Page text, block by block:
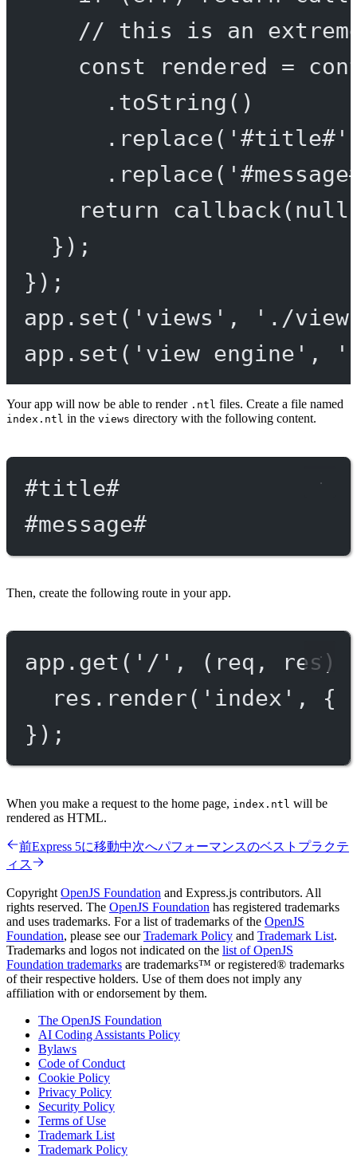
// this is an
const
rendered =
. toString ()
. replace( '#title#'
. replace(
return
callback( null
});
});
app. set ( 'views' ,
'./
app. set ( 'view engine' ,
Your app will now be able to render .ntl files. Create a file named
index.ntl in the views directory with the following content.
#title#
#message#
Then, create the following route in your app.
app. get ( '/' , ( req , res)
res. render( 'index' , {
});
When you make a request to the home page, index.ntl will be
rendered as HTML.
前Express 5に移動中次へパフォーマンスのベストプラクテ
ィス
Copyright OpenJS Foundation and Express.js contributors. All
rights reserved. The OpenJS Foundation has registered trademarks
and uses trademarks. For a list of trademarks of the OpenJS
Foundation, please see ourTrademark Policy and Trademark List.
Trademarks and logos not indicated on the list of OpenJS
Foundation trademarks are trademarks™ or registered® trademarks
of their respective holders. Use of them does not imply any
affiliation with or endorsement by them.
The OpenJS Foundation
AI Coding Assistants Policy
Bylaws
Code of Conduct
Cookie Policy
Privacy Policy
Security Policy
Terms of Use
Trademark List
Trademark Policy